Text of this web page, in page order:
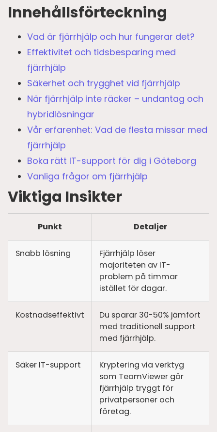
Innehållsförteckning
Vad är fjärrhjälp och hur fungerar det?
Effektivitet och tidsbesparing med
fjärrhjälp
Säkerhet och trygghet vid fjärrhjälp
När fjärrhjälp inte räcker – undantag och
hybridlösningar
Vår erfarenhet: Vad de flesta missar med
fjärrhjälp
Boka rätt IT-support för dig i Göteborg
Vanliga frågor om fjärrhjälp
Viktiga Insikter
Punkt Detaljer
Snabb lösning
Fjärrhjälp löser
majoriteten av IT-
problem på timmar
istället för dagar.
Kostnadseffektivt
Du sparar 30-50% jämfört
med traditionell support
med fjärrhjälp.
Säker IT-support
Kryptering via verktyg
som TeamViewer gör
fjärrhjälp tryggt för
privatpersoner och
företag.